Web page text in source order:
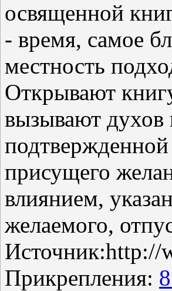
освященной
- время, самое
местность
Открывают
вызывают
присущего
влиянием,
желаемого,
Источник:http://
Прикрепления: